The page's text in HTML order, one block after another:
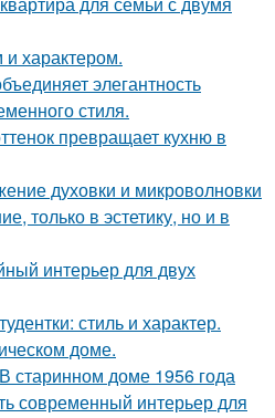
характером.
элегантность
стиля.
превращает кухню в
духовки и микроволновки
только в эстетику, но и в
интерьер для двух
стиль и характер.
доме.
старинном доме 1956 года
современный интерьер для